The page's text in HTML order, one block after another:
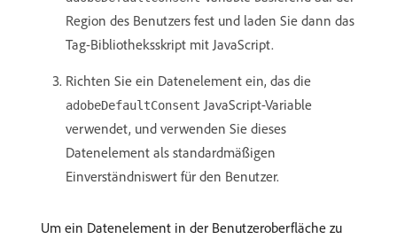
Region des Benutzers fest und laden Sie dann das
Tag-Bibliotheksskript mit JavaScript.
Richten Sie ein Datenelement ein, das die
adobeDefaultConsent JavaScript-Variable
verwendet, und verwenden Sie dieses
Datenelement als standardmäßigen
Einverständniswert für den Benutzer.
Um ein Datenelement in der Benutzeroberfläche zu